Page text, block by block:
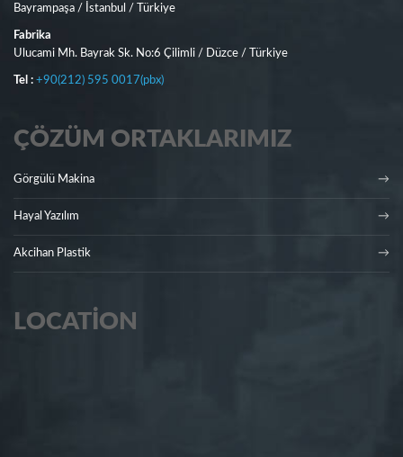
Bayrampaşa / İstanbul / Türkiye
Fabrika
Ulucami Mh. Bayrak Sk. No:6 Çilimli / Düzce / Türkiye
Tel : +90(212) 595 0017(pbx)
ÇÖZÜM ORTAKLARIMIZ
Görgülü Makina
Hayal Yazılım
Akcihan Plastik
LOCATION